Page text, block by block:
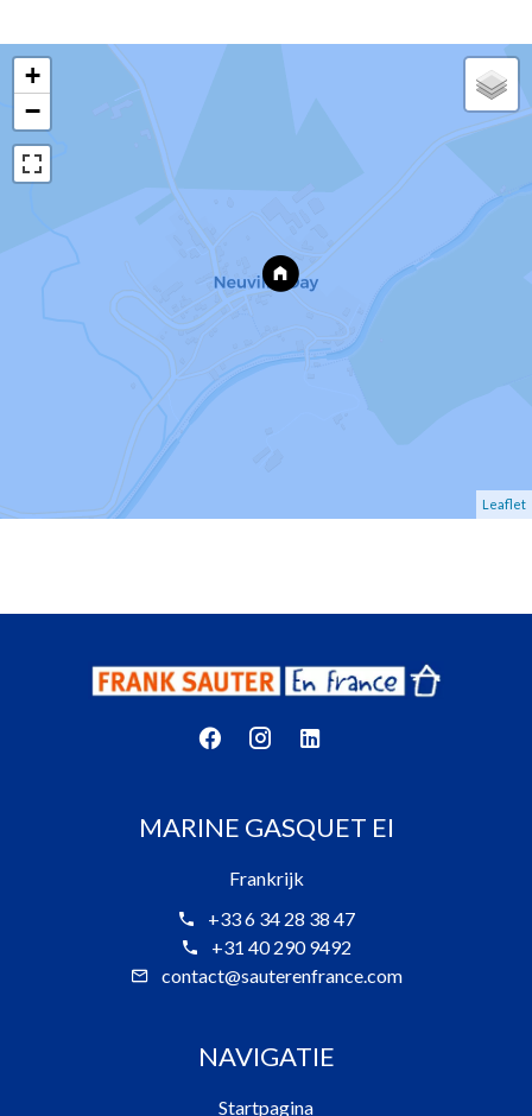
+
−
Leaflet
MARINE GASQUET EI
Frankrijk
+33 6 34 28 38 47
+31 40 290 9492
contact@sauterenfrance.com
NAVIGATIE
Startpagina